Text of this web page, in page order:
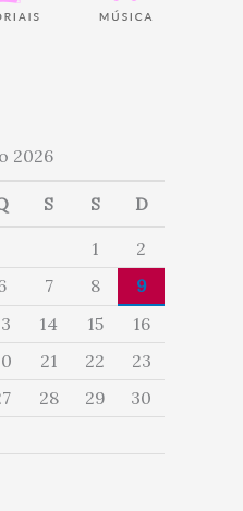
2026
S S D
1
2
7 8
9
14 15
16
21 22
23
28 29
30